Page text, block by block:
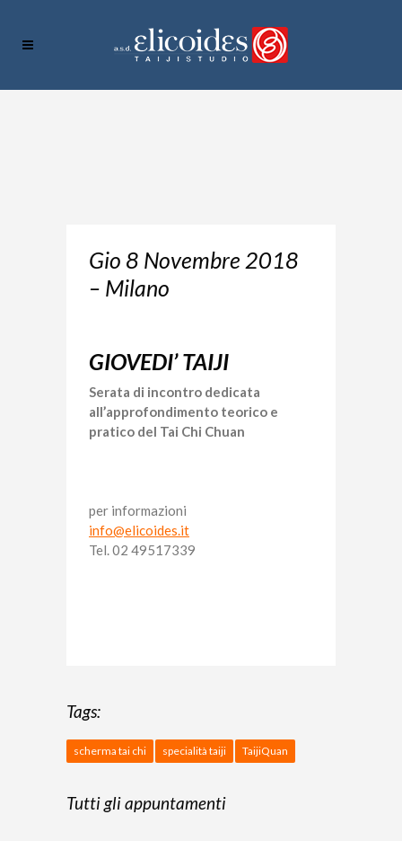
Gio 8 Novembre 2018
– Milano
GIOVEDI’ TAIJI
Serata di incontro dedicata
all’approfondimento teorico e
pratico del Tai Chi Chuan
per informazioni
info@elicoides.it
Tel. 02 49517339
Tags:
scherma tai chi specialità taiji TaijiQuan
Tutti gli appuntamenti